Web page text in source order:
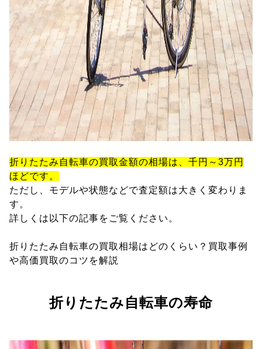
折りたたみ自転車の買取金額の相場は、千円～3万円
ほどです。
ただし、モデルや状態などで査定額は大きく変わりま
す。
詳しくは以下の記事をご覧ください。
折りたたみ自転車の買取相場はどのくらい？買取事例
や高価買取のコツを解説
折りたたみ自転車の寿命